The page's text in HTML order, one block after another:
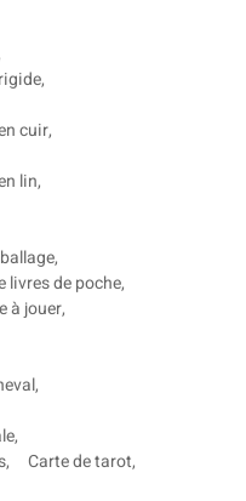
,
cuir,
lin,
,
livres de poche,
à jouer,
,
,
, Carte de tarot,